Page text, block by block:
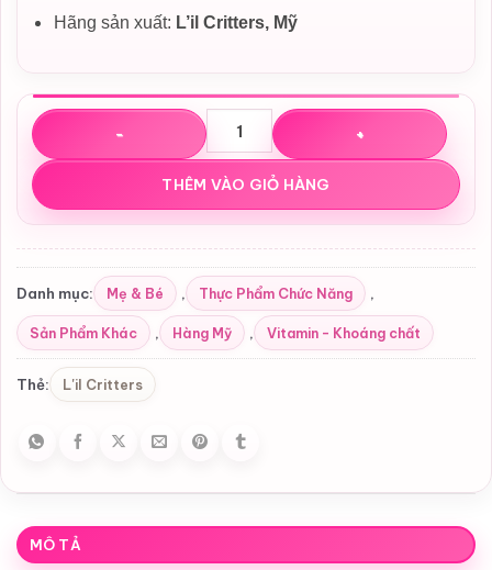
Hãng sản xuất: L’il Critters, Mỹ
Kẹo dẻo bổ sung Vitamin D3 L'il Critters cho bé số lượng
THÊM VÀO GIỎ HÀNG
Danh mục: Mẹ & Bé , Thực Phẩm Chức Năng ,
Sản Phẩm Khác , Hàng Mỹ , Vitamin - Khoáng chất
Thẻ: L'il Critters
MÔ TẢ